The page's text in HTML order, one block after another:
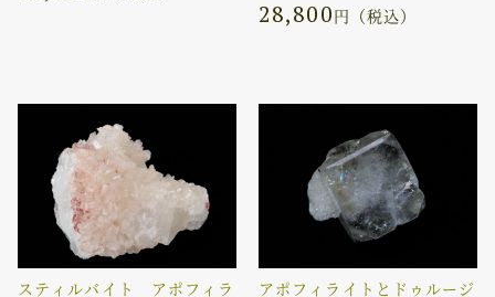
28,800円（税込）
スティルバイト アポフィラ アポフィライトとドゥルージ